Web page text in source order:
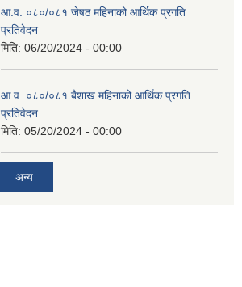
आ.व. ०८०/०८१ जेषठ महिनाको आर्थिक प्रगति
प्रतिवेदन
मिति: 06/20/2024 - 00:00
आ.व. ०८०/०८१ बैशाख महिनाको आर्थिक प्रगति
प्रतिवेदन
मिति: 05/20/2024 - 00:00
अन्य